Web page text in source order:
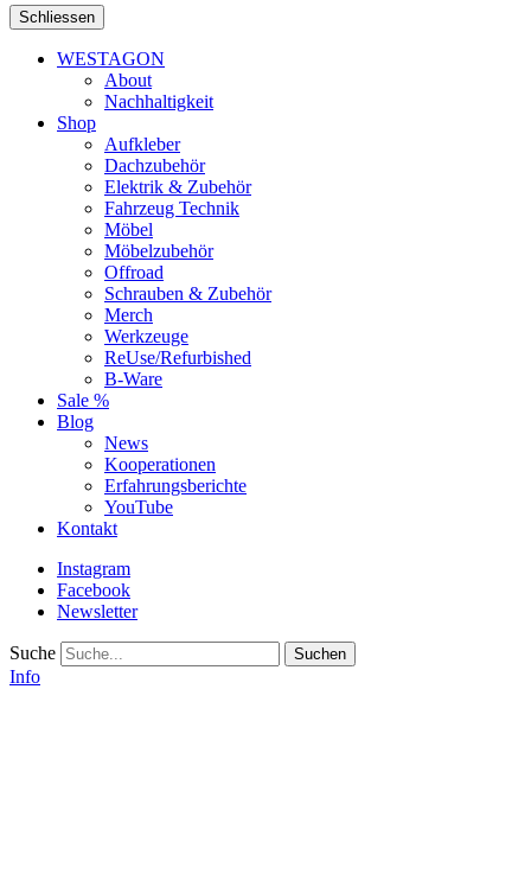
Schliessen
WESTAGON
About
Nachhaltigkeit
Shop
Aufkleber
Dachzubehör
Elektrik & Zubehör
Fahrzeug Technik
Möbel
Möbelzubehör
Offroad
Schrauben & Zubehör
Merch
Werkzeuge
ReUse/Refurbished
B-Ware
Sale %
Blog
News
Kooperationen
Erfahrungsberichte
YouTube
Kontakt
Instagram
Facebook
Newsletter
Suche
Info